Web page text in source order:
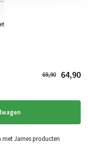
69,90 64,90
James producten